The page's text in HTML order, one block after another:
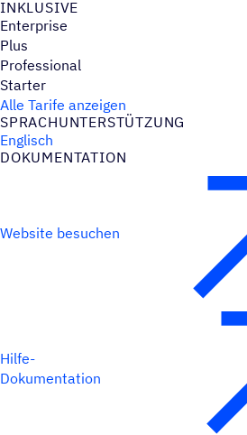
INKLU­SIVE
Enterprise
Plus
Professional
Starter
Alle Tarife anzeigen
SPRACH­UN­TER­STÜT­ZUNG
Englisch
DOKU­MEN­TA­TION
Website besuchen
Hilfe-
Dokumentation